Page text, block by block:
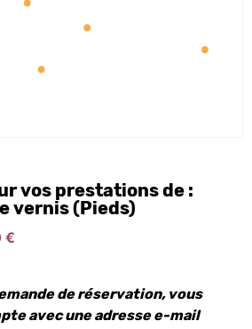
vos prestations de :
vernis (Pieds)
€
de réservation, vous
avec une adresse e-mail